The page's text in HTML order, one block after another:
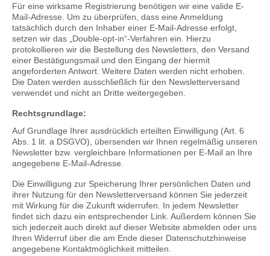
Für eine wirksame Registrierung benötigen wir eine valide E-
Mail-Adresse. Um zu überprüfen, dass eine Anmeldung
tatsächlich durch den Inhaber einer E-Mail-Adresse erfolgt,
setzen wir das „Double-opt-in“-Verfahren ein. Hierzu
protokollieren wir die Bestellung des Newsletters, den Versand
einer Bestätigungsmail und den Eingang der hiermit
angeforderten Antwort. Weitere Daten werden nicht erhoben.
Die Daten werden ausschließlich für den Newsletterversand
verwendet und nicht an Dritte weitergegeben.
Rechtsgrundlage:
Auf Grundlage Ihrer ausdrücklich erteilten Einwilligung (Art. 6
Abs. 1 lit. a DSGVO), übersenden wir Ihnen regelmäßig unseren
Newsletter bzw. vergleichbare Informationen per E-Mail an Ihre
angegebene E-Mail-Adresse.
Die Einwilligung zur Speicherung Ihrer persönlichen Daten und
ihrer Nutzung für den Newsletterversand können Sie jederzeit
mit Wirkung für die Zukunft widerrufen. In jedem Newsletter
findet sich dazu ein entsprechender Link. Außerdem können Sie
sich jederzeit auch direkt auf dieser Website abmelden oder uns
Ihren Widerruf über die am Ende dieser Datenschutzhinweise
angegebene Kontaktmöglichkeit mitteilen.